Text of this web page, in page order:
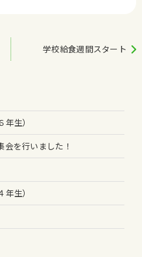
学校給食週間スタート
生）
を行いました！
生）